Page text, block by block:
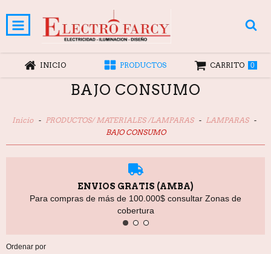
INICIO PRODUCTOS CARRITO 0
BAJO CONSUMO
Inicio - PRODUCTOS/ MATERIALES /LAMPARAS - LAMPARAS -
BAJO CONSUMO
ENVIOS GRATIS (AMBA)
Para compras de más de 100.000$ consultar Zonas de
cobertura
Ordenar por